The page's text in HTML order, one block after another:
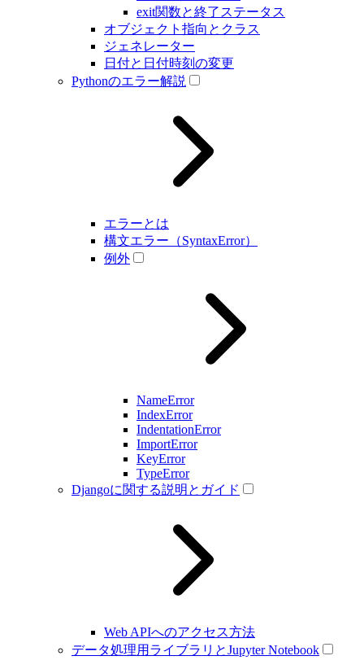
exit関数と終了ステータス
オブジェクト指向とクラス
ジェネレーター
日付と日付時刻の変更
Pythonのエラー解説
エラーとは
構文エラー（SyntaxError）
例外
NameError
IndexError
IndentationError
ImportError
KeyError
TypeError
Djangoに関する説明とガイド
Web APIへのアクセス方法
データ処理用ライブラリとJupyter Notebook